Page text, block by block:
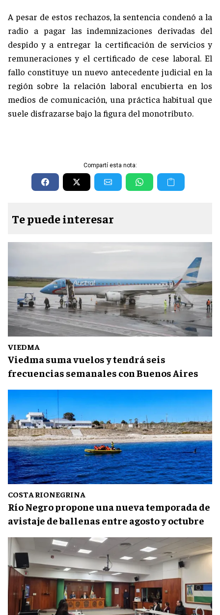
A pesar de estos rechazos, la sentencia condenó a la
radio a pagar las indemnizaciones derivadas del
despido y a entregar la certificación de servicios y
remuneraciones y el certificado de cese laboral. El
fallo constituye un nuevo antecedente judicial en la
región sobre la relación laboral encubierta en los
medios de comunicación, una práctica habitual que
suele disfrazarse bajo la figura del monotributo.
Compartí esta nota:
Te puede interesar
VIEDMA
Viedma suma vuelos y tendrá seis
frecuencias semanales con Buenos Aires
COSTA RIONEGRINA
Río Negro propone una nueva temporada de
avistaje de ballenas entre agosto y octubre